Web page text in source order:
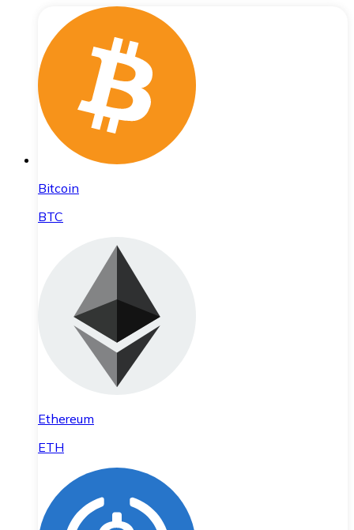
Bitcoin
BTC
Ethereum
ETH